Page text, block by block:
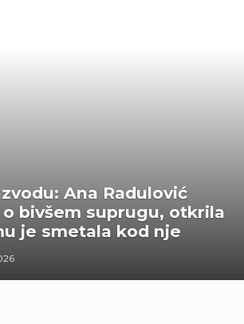
Ana Radulović
bivšem suprugu, otkrila
je smetala kod nje